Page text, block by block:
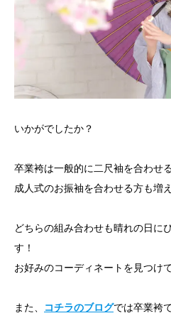
いかがでしたか？
卒業袴は一般的に二尺袖を合わせ
成人式のお振袖を合わせる方も増
どちらの組み合わせも晴れの日に
す！
お好みのコーディネートを見つけ
また、 コチラのブログでは卒業袴